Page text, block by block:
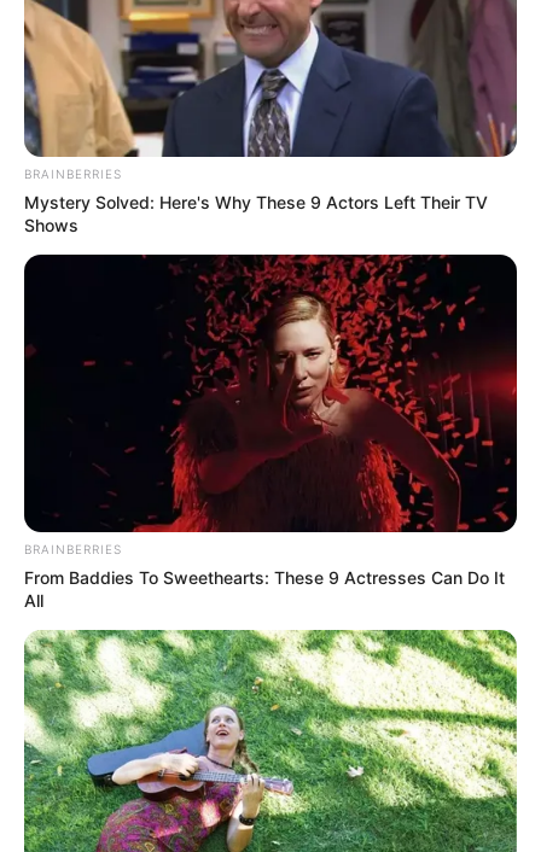
BRAINBERRIES
Mystery Solved: Here's Why These 9 Actors Left Their TV
Shows
BRAINBERRIES
From Baddies To Sweethearts: These 9 Actresses Can Do It
All